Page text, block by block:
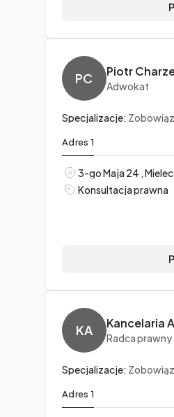
PC Piotr
Adwokat
Specjalizacje:
Adres 1
3-go Maja 24 , Mielec
Konsultacja prawna
KA Radca prawny
Specjalizacje:
Adres 1